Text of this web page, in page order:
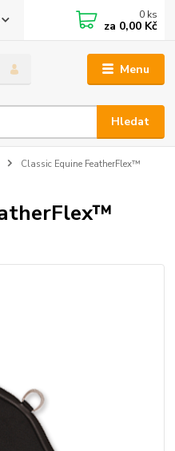
Menu
Hledat
0 ks
za 0,00 Kč
Classic Equine FeatherFlex™